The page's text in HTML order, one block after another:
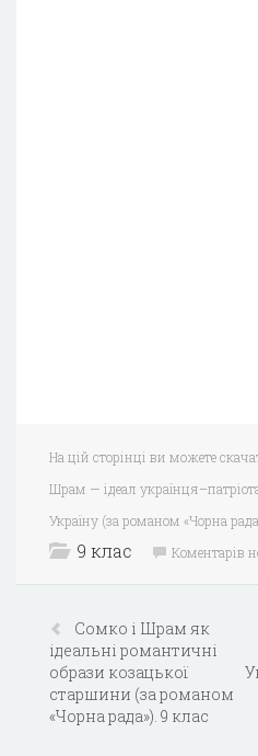
На цій сторінці ви можете
Шрам — ідеал
Україну (за романом «Чорна
9 клас Коментарів
Сомко і Шрам як
ідеальні романтичні
образи козацької
старшини (за романом
«Чорна рада»). 9 клас